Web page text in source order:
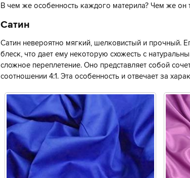
В чем же особенность каждого материла? Чем же он
Сатин
Сатин невероятно мягкий, шелковистый и прочный.
блеск, что дает ему некоторую схожесть с
сложное переплетение. Оно представляет собой
соотношении 4:1. Эта особенность и отвечает за